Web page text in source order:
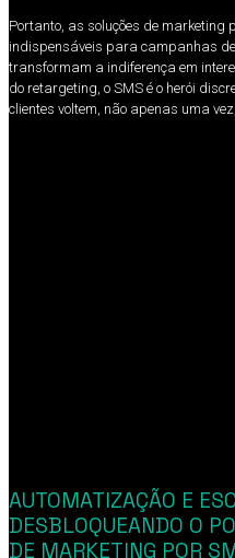
Portanto, as soluções de marketing
indispensáveis para campanhas
transformam a indiferença em
do retargeting, o SMS é o herói
clientes voltem, não apenas uma
AUTOMATIZAÇÃO E
DESBLOQUEANDO O
DE MARKETING POR